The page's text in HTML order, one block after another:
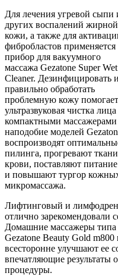
Для лечения угревой сыпи
других воспалений жирной
кожи, а также для
фибробластов применяется
прибор для вакуумного
массажа Gezatone Super Wet
Cleaner. Дезинфицировать и
правильно обработать
проблемную кожу помогает
ультразвуковая чистка лица
компактными массажерами
наподобие моделей
воспроизводят
пилинга, прогревают
крови, поставляют
и повышают тургор
микромассажа.
Лифтинговый и
отлично зарекомендовали
Домашние массажеры типа
Gezatone Beauty Gold
всесторонне улучшают ее
впечатляющие результаты
процедуры.